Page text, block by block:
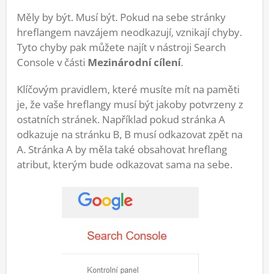
Měly by být. Musí být. Pokud na sebe stránky
hreflangem navzájem neodkazují, vznikají chyby.
Tyto chyby pak můžete najít v nástroji Search
Console v části Mezinárodní cílení.
Klíčovým pravidlem, které musíte mít na paměti
je, že vaše hreflangy musí být jakoby potvrzeny z
ostatních stránek. Například pokud stránka A
odkazuje na stránku B, B musí odkazovat zpět na
A. Stránka A by měla také obsahovat hreflang
atribut, kterým bude odkazovat sama na sebe.